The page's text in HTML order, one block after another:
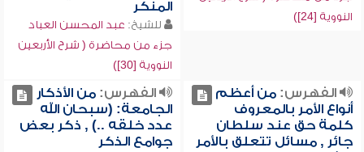
النووية [24])
المنكر
للشيخ: عبد المحسن العباد
جزء من محاضرة ( شرح الأربعين
النووية [30])
الفهرس:من أعظم
أنواع الأمر بالمعروف
كلمة حق عند سلطان
جائر , مسائل تتعلق بالأمر
الفهرس:من الأذكار
الجامعة: (سبحان الله
عدد خلقه ..) , ذكر بعض
جوامع الذكر